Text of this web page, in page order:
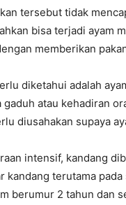
tersebut tidak
bisa terjadi ayam
memberikan
diketahui adalah
gaduh atau kehadiran
diusahakan supaya
intensif, kandang
kandang terutama
berumur 2 tahun dan